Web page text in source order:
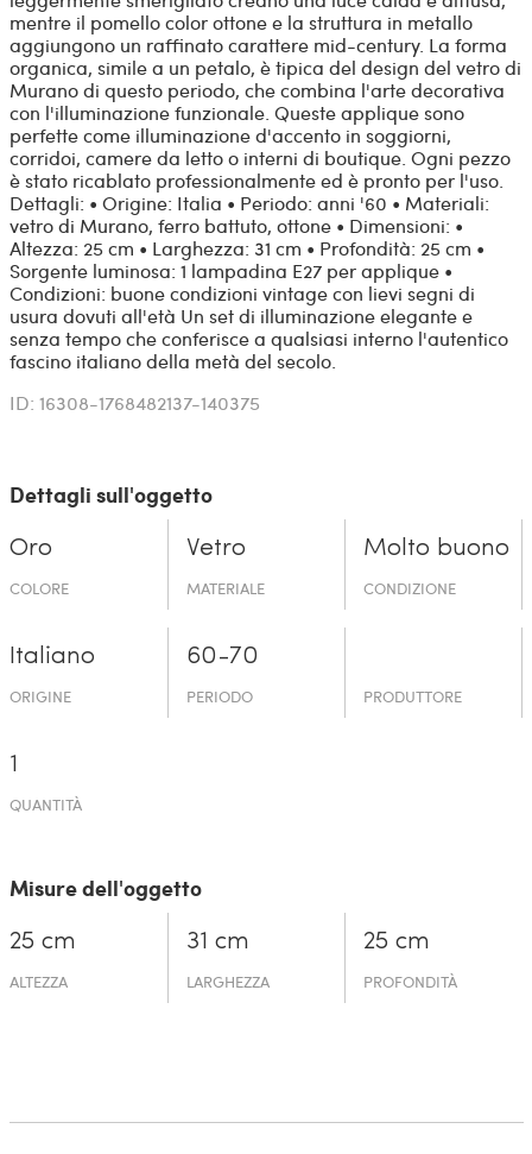
mentre il pomello color ottone e la struttura in metallo
aggiungono un raffinato carattere mid-century. La forma
organica, simile a un petalo, è tipica del design del vetro di
Murano di questo periodo, che combina l'arte decorativa
con l'illuminazione funzionale. Queste applique sono
perfette come illuminazione d'accento in soggiorni,
corridoi, camere da letto o interni di boutique. Ogni pezzo
è stato ricablato professionalmente ed è pronto per l'uso.
Dettagli: • Origine: Italia • Periodo: anni '60 • Materiali:
vetro di Murano, ferro battuto, ottone • Dimensioni: •
Altezza: 25 cm • Larghezza: 31 cm • Profondità: 25 cm •
Sorgente luminosa: 1 lampadina E27 per applique •
Condizioni: buone condizioni vintage con lievi segni di
usura dovuti all'età Un set di illuminazione elegante e
senza tempo che conferisce a qualsiasi interno l'autentico
fascino italiano della metà del secolo.
ID: 16308-1768482137-140375
Dettagli sull'oggetto
Oro
COLORE
Vetro
MATERIALE
Molto buono
CONDIZIONE
Italiano
ORIGINE
60-70
PERIODO PRODUTTORE
1
QUANTITÀ
Misure dell'oggetto
25 cm
ALTEZZA
31 cm
LARGHEZZA
25 cm
PROFONDITÀ